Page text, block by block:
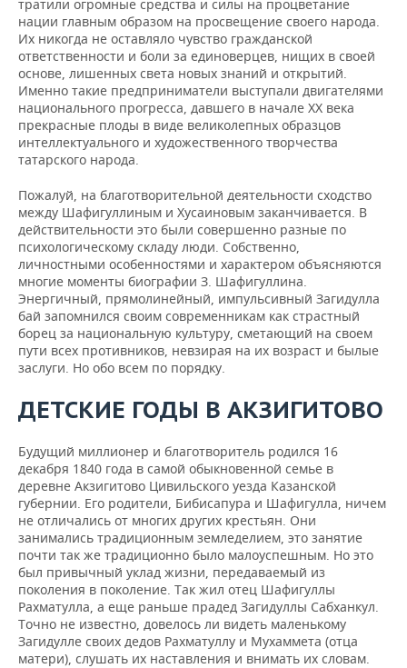
тратили огромные средства и силы на процветание
нации главным образом на просвещение своего народа.
Их никогда не оставляло чувство гражданской
ответственности и боли за единоверцев, нищих в своей
основе, лишенных света новых знаний и открытий.
Именно такие предприниматели выступали двигателями
национального прогресса, давшего в начале ХХ века
прекрасные плоды в виде великолепных образцов
интеллектуального и художественного творчества
татарского народа.
Пожалуй, на благотворительной деятельности сходство
между Шафигуллиным и Хусаиновым заканчивается. В
действительности это были совершенно разные по
психологическому складу люди. Собственно,
личностными особенностями и характером объясняются
многие моменты биографии З. Шафигуллина.
Энергичный, прямолинейный, импульсивный Загидулла
бай запомнился своим современникам как страстный
борец за национальную культуру, сметающий на своем
пути всех противников, невзирая на их возраст и былые
заслуги. Но обо всем по порядку.
ДЕТСКИЕ ГОДЫ В АКЗИГИТОВО
Будущий миллионер и благотворитель родился 16
декабря 1840 года в самой обыкновенной семье в
деревне Акзигитово Цивильского уезда Казанской
губернии. Его родители, Бибисапура и Шафигулла, ничем
не отличались от многих других крестьян. Они
занимались традиционным земледелием, это занятие
почти так же традиционно было малоуспешным. Но это
был привычный уклад жизни, передаваемый из
поколения в поколение. Так жил отец Шафигуллы
Рахматулла, а еще раньше прадед Загидуллы Сабханкул.
Точно не известно, довелось ли видеть маленькому
Загидулле своих дедов Рахматуллу и Мухаммета (отца
матери), слушать их наставления и внимать их словам.